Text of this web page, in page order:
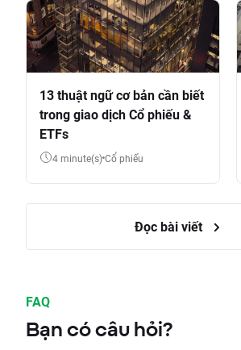
13 thuật ngữ cơ bản cần biết
trong giao dịch Cổ phiếu &
ETFs
4 minute(s) Cổ phiếu
Đọc bài viết
FAQ
Bạn có câu hỏi?